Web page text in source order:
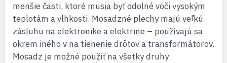
menšie časti, ktoré musia byť odolné voči vysokým
teplotám a vlhkosti. Mosadzné plechy majú veľkú
zásluhu na elektronike a elektrine – používajú sa
okrem iného v na tienenie drôtov a transformátorov.
Mosadz je možné použiť na všetky druhy